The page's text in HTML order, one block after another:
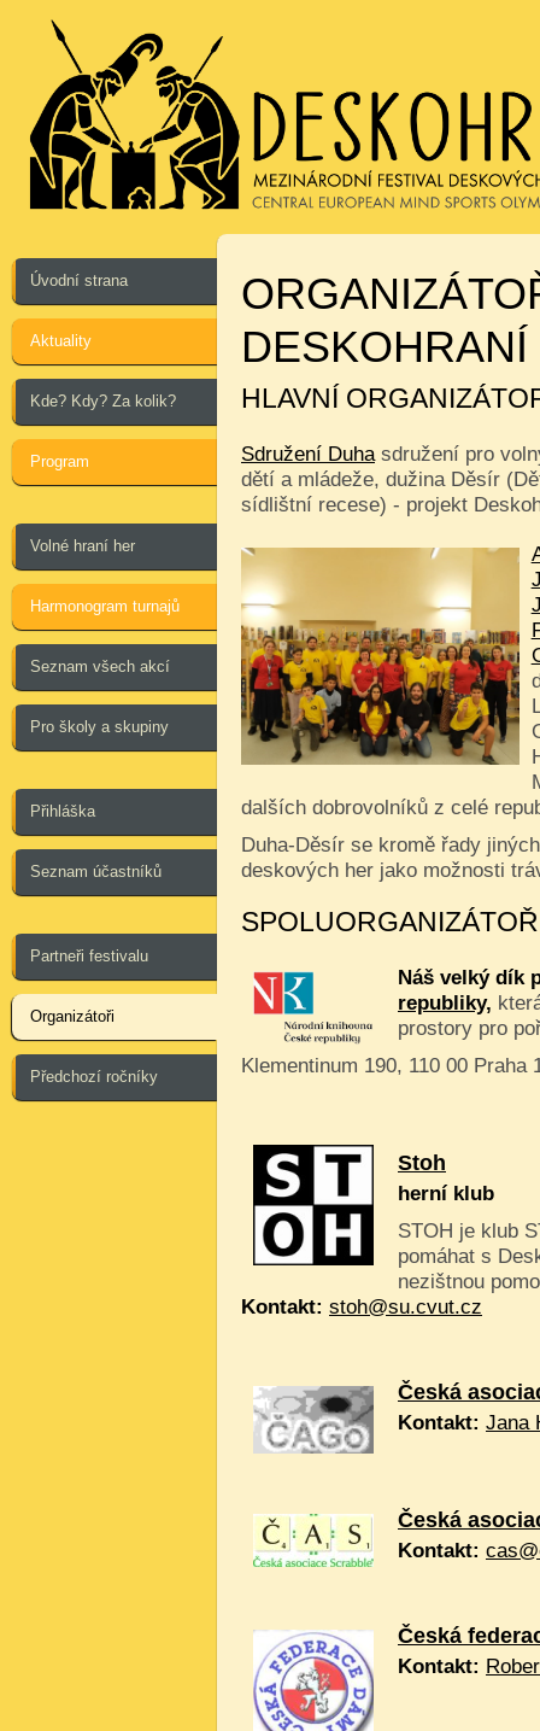
Úvodní strana
Aktuality
Kde? Kdy? Za kolik?
Program
Volné hraní her
Harmonogram turnajů
Seznam všech akcí
Pro školy a skupiny
Přihláška
Seznam účastníků
Partneři festivalu
Organizátoři
Předchozí ročníky
DESKOHRANÍ
HLAVNÍ
Sdružení Duhasdružení pro
dětí a mládeže, dužina Děsír
sídlištní recese) - projekt
dalších dobrovolníků z celé
Duha-Děsír se kromě řady
deskových her jako možnosti
Náš velký dík
republiky,
prostory pro
Klementinum 190, 110 00 Praha
Stoh
herní klub
STOH je klub
pomáhat s
nezištnou
Kontakt: stoh@su.cvut.cz
Česká
Kontakt: Jana
Česká
Kontakt:
Česká
Kontakt: